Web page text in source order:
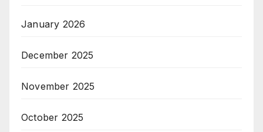
January 2026
December 2025
November 2025
October 2025